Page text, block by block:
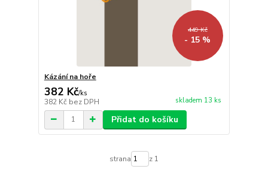
449 Kč
- 15 %
Kázání na hoře
382 Kč/ks
382 Kč bez DPH skladem 13 ks
Přidat do košíku
strana z 1